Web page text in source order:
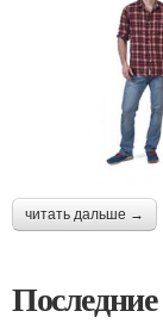
читать дальше →